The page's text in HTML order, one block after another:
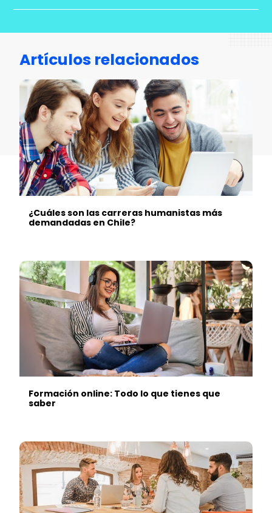
Artículos relacionados
¿Cuáles son las carreras humanistas más
demandadas en Chile?
Formación online: Todo lo que tienes que
saber